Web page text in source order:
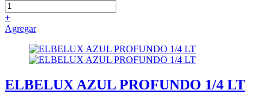
+
Agregar
ELBELUX AZUL PROFUNDO 1/4 LT